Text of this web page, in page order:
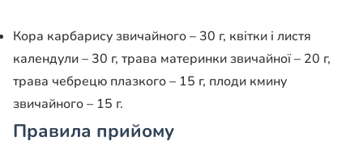
Кора карбарису звичайного – 30 г, квітки і листя
календули – 30 г, трава материнки звичайної – 20 г,
трава чебрецю плазкого – 15 г, плоди кмину
звичайного – 15 г.
Правила прийому